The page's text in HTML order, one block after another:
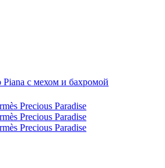
с мехом и бахромой